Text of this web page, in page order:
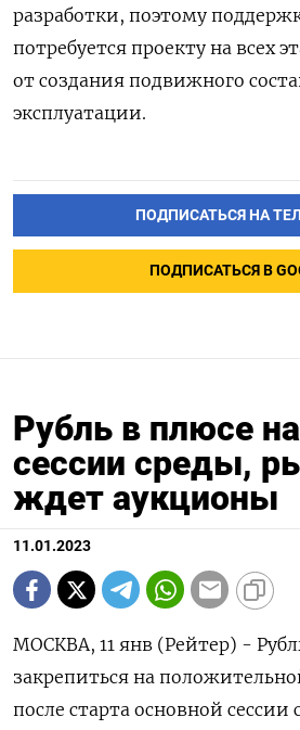
разработки, поэтому
потребуется проекту на всех
от создания подвижного
эксплуатации.
ПОДПИСАТЬСЯ НА
ПОДПИСАТЬСЯ В
Рубль в плюсе
сессии среды,
ждет аукционы
11.01.2023
МОСКВА, 11 янв (Рейтер) -
закрепиться на
после старта основной